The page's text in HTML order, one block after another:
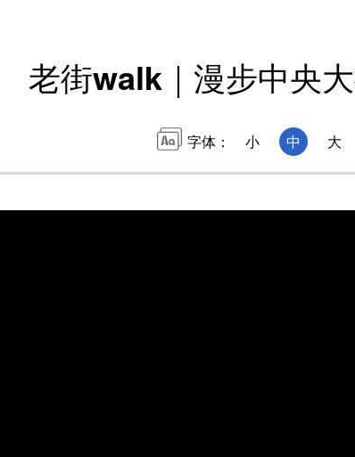
老街walk｜漫步中央
字体： 小 中 大